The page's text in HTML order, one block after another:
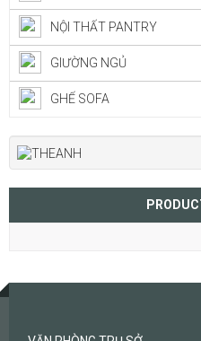
NỘI THẤT PANTRY
GIƯỜNG NGỦ
GHẾ SOFA